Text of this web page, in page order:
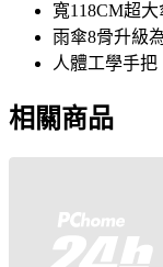
寬118CM超
雨傘8骨升級
人體工學手
相關商品